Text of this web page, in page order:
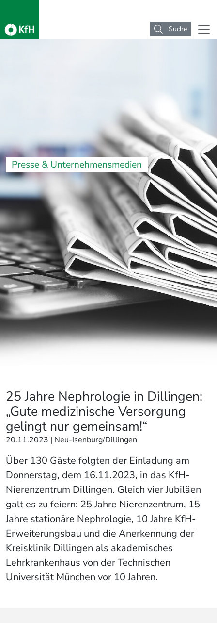
Suche
Presse & Unternehmensmedien
25 Jahre Nephrologie in Dillingen:
„Gute medizinische Versorgung
gelingt nur gemeinsam!“
20.11.2023 | Neu-Isenburg/Dillingen
Über 130 Gäste folgten der Einladung am
Donnerstag, dem 16.11.2023, in das KfH-
Nierenzentrum Dillingen. Gleich vier Jubiläen
galt es zu feiern: 25 Jahre Nierenzentrum, 15
Jahre stationäre Nephrologie, 10 Jahre KfH-
Erweiterungsbau und die Anerkennung der
Kreisklinik Dillingen als akademisches
Lehrkrankenhaus von der Technischen
Universität München vor 10 Jahren.